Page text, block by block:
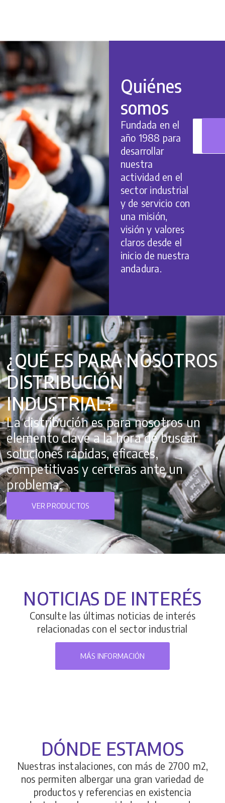
Quiénes
somos
Fundada en el
año 1988 para
desarrollar
nuestra
actividad en el
sector industrial
y de servicio con
una misión,
visión y valores
claros desde el
inicio de nuestra
andadura.
¿QUÉ ES PARA NOSOTROS
DISTRIBUCIÓN
INDUSTRIAL?
La distribución es para nosotros un
elemento clave a la hora de buscar
soluciones rápidas, eficaces,
competitivas y certeras ante un
problema.
VER PRODUCTOS
NOTICIAS DE INTERÉS
Consulte las últimas noticias de interés
relacionadas con el sector industrial
MÁS INFORMACIÓN
DÓNDE ESTAMOS
Nuestras instalaciones, con más de 2700 m2,
nos permiten albergar una gran variedad de
productos y referencias en existencia